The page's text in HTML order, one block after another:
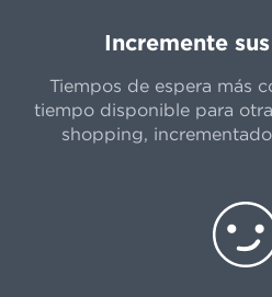
Incremente
Tiempos de espera más
tiempo disponible para
shopping,